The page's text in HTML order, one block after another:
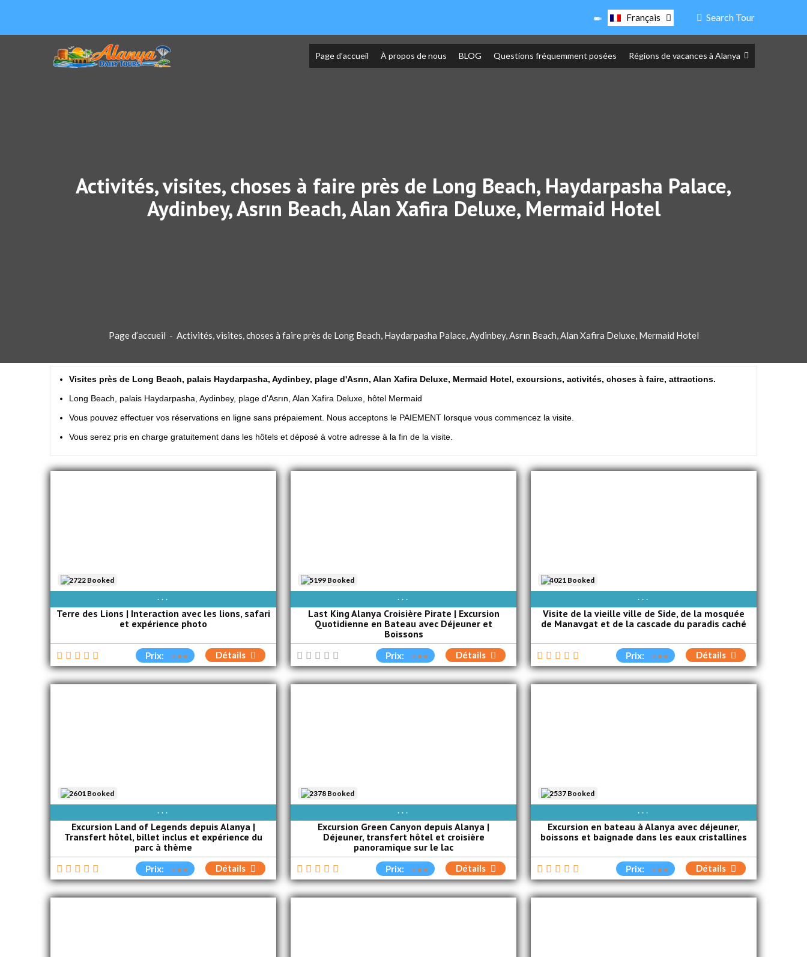
Search Tour
Français
Page d’accueil À propos de nous BLOG Questions fréquemment posées Régions de vacances à Alanya
Activités, visites, choses à faire près de Long Beach, Haydarpasha Palace,
Aydinbey, Asrın Beach, Alan Xafira Deluxe, Mermaid Hotel
Page d’accueil - Activités, visites, choses à faire près de Long Beach, Haydarpasha Palace, Aydinbey, Asrın Beach, Alan Xafira Deluxe, Mermaid Hotel
Visites près de Long Beach, palais Haydarpasha, Aydinbey, plage d'Asrın, Alan Xafira Deluxe, Mermaid Hotel, excursions, activités, choses à faire, attractions.
Long Beach, palais Haydarpasha, Aydinbey, plage d'Asrın, Alan Xafira Deluxe, hôtel Mermaid
Vous pouvez effectuer vos réservations en ligne sans prépaiement. Nous acceptons le PAIEMENT lorsque vous commencez la visite.
Vous serez pris en charge gratuitement dans les hôtels et déposé à votre adresse à la fin de la visite.
AVAIBLE EVERY DAY
Terre des Lions | Interaction avec les lions, safari
et expérience photo
2722 Booked
Prix: Détails
AVAIBLE EVERY DAY
Last King Alanya Croisière Pirate | Excursion
Quotidienne en Bateau avec Déjeuner et
Boissons
5199 Booked
Prix: Détails
MER
Visite de la vieille ville de Side, de la mosquée
de Manavgat et de la cascade du paradis caché
4021 Booked
Prix: Détails
AVAIBLE EVERY DAY
Excursion Land of Legends depuis Alanya |
Transfert hôtel, billet inclus et expérience du
parc à thème
2601 Booked
Prix: Détails
AVAIBLE EVERY DAY
Excursion Green Canyon depuis Alanya |
Déjeuner, transfert hôtel et croisière
panoramique sur le lac
2378 Booked
Prix: Détails
AVAIBLE EVERY DAY
Excursion en bateau à Alanya avec déjeuner,
boissons et baignade dans les eaux cristallines
2537 Booked
Prix: Détails